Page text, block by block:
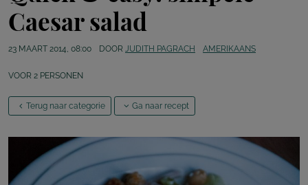
Caesar salad
23 MAART 2014, 08:00 DOOR JUDITH PAGRACH AMERIKAANS
VOOR 2 PERSONEN
Terug naar categorie Ga naar recept